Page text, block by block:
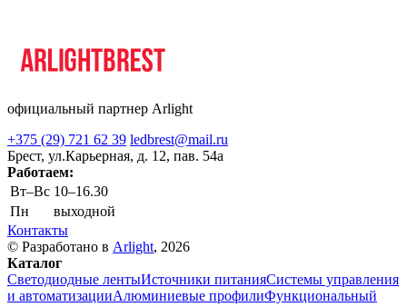
официальный партнер Arlight
+375 (29) 721 62 39 ledbrest@mail.ru
Брест, ул.Карьерная, д. 12, пав. 54а
Работаем:
Вт–Вс 10–16.30
Пн
выходной
Контакты
© Разработано в Arlight, 2026
Каталог
Светодиодные лентыИсточники питанияСистемы управления
и автоматизацииАлюминиевые профилиФункциональный